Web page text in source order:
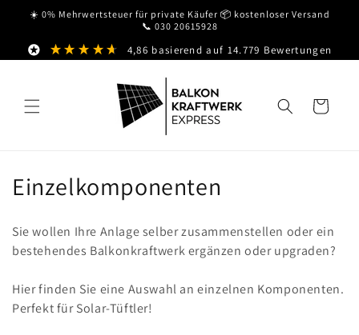
zum
☀️ 0% Mehrwertsteuer für private Käufer 📦 kostenloser Versand
📞 030 20615928
4,86 basierend auf 14.779 Bewertungen
Warenkorb
K
t
e
g
Einzelkomponenten
Sie wollen Ihre Anlage selber zusammenstellen oder ein
bestehendes Balkonkraftwerk ergänzen oder upgraden?
Hier finden Sie eine Auswahl an einzelnen Komponenten.
Perfekt für Solar-Tüftler!